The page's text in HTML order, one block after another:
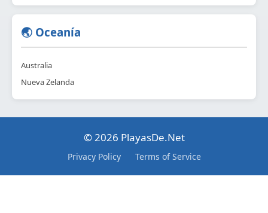
🌏 Oceanía
Australia
Nueva Zelanda
© 2026 PlayasDe.Net
Privacy Policy Terms of Service